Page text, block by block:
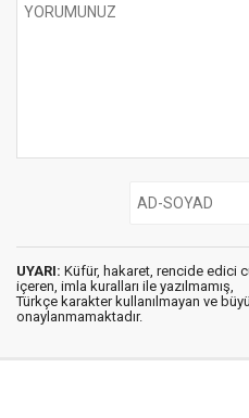
UYARI: Küfür, hakaret, rencide edici
içeren, imla kuralları ile yazılmamış,
Türkçe karakter kullanılmayan ve
onaylanmamaktadır.